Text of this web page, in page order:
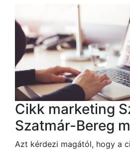
Cikk marketing
Szatmár-Bereg
Azt kérdezi magától, hogy a